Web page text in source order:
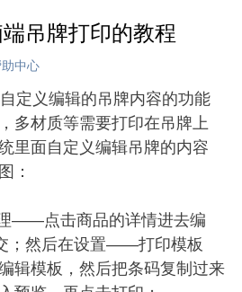
吊牌打印的教程
中心
定义编辑的吊牌内容的功能
多材质等需要打印在吊牌上
里面自定义编辑吊牌的内容
：
——点击商品的详情进去编
然后在设置——打印模板
模板，然后把条码复制过来